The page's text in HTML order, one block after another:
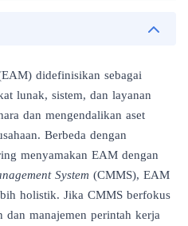
didefinisikan sebagai
lunak, sistem, dan layanan
dan mengendalikan aset
Berbeda dengan
menyamakan EAM dengan
System (CMMS), EAM
holistik. Jika CMMS berfokus
dan manajemen perintah kerja